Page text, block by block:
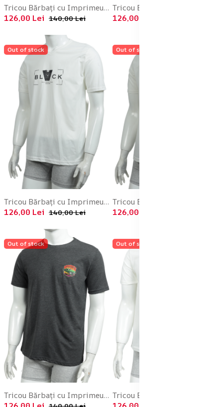
Tricou Bărbați cu Imprimeu NICE , Culoare Alb,Engros
126,00 Lei 140,00 Lei 126,00 Lei
Out of stock
Tricou Bărbați cu Imprimeu BLACK , Culoare Alb,Engros
126,00 Lei 140,00 Lei
Out of stock
126,00 Lei
Out of stock
Tricou Bărbați cu Imprimeu LOWRIDER, Culoare Negru,Engros
Out of stock